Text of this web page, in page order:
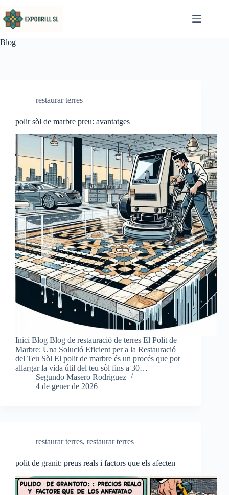
Blog
restaurar terres
polir sòl de marbre preu: avantatges
Inici Blog Blog de restauració de terres El Polit de
Marbre: Una Solució Eficient per a la Restauració
del Teu Sòl El polit de marbre és un procés que pot
allargar la vida útil del teu sòl fins a 30…
Segundo Masero Rodriguez
4 de gener de 2026
restaurar terres, restaurar terres
polit de granit: preus reals i factors que els afecten